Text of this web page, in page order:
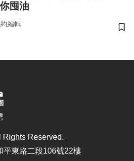
囤油
編輯
儲
Reserved.
平東路二段106號22樓